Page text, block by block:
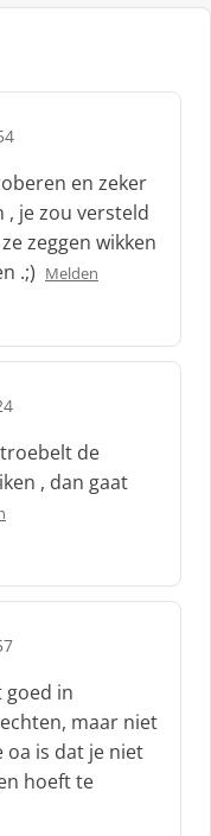
en zeker
, je zou versteld
zeggen wikken
.;) Melden
de
, dan gaat
goed in
maar niet
oa is dat je niet
hoeft te